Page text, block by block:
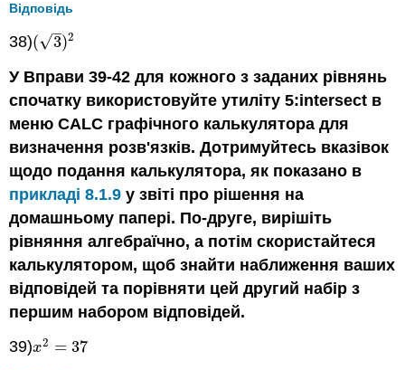
Відповідь
38)( 3
–
√ )2
(3)2
У Вправи 39-42 для кожного з заданих рівнянь
спочатку використовуйте утиліту 5:intersect в
меню CALC графічного калькулятора для
визначення розв'язків. Дотримуйтесь вказівок
щодо подання калькулятора, як показано в
прикладі 8.1.9 у звіті про рішення на
домашньому папері. По-друге, вирішіть
рівняння алгебраїчно, а потім скористайтеся
калькулятором, щоб знайти наближення ваших
відповідей та порівняти цей другий набір з
першим набором відповідей.
39)x2 = 37
x2 =37